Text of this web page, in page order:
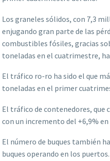
Los graneles sólidos, con 7,3
enjugando gran parte de las
combustibles fósiles, gracias
toneladas en el cuatrimestre,
El tráfico ro-ro ha sido el que
toneladas en el primer
El tráfico de contenedores, que
con un incremento del +6,9% en
El número de buques también
buques operando en los puertos.